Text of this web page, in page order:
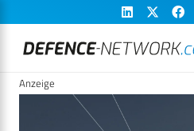
Anzeige